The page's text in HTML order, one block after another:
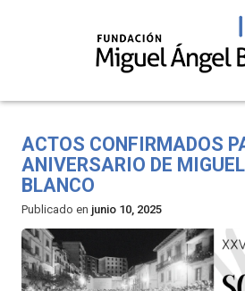
ACTOS CONFIRMADOS
ANIVERSARIO DE
BLANCO
Publicado en junio 10, 2025